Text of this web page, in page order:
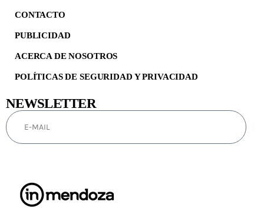
CONTACTO
PUBLICIDAD
ACERCA DE NOSOTROS
POLÍTICAS DE SEGURIDAD Y PRIVACIDAD
NEWSLETTER